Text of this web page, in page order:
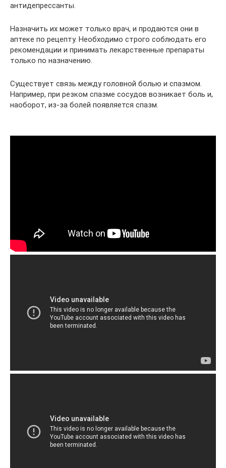
антидепрессанты.
Назначить их может только врач, и продаются они в
аптеке по рецепту. Необходимо строго соблюдать его
рекомендации и принимать лекарственные препараты
только по назначению.
Существует связь между головной болью и спазмом.
Например, при резком спазме сосудов возникает боль и,
наоборот, из-за болей появляется спазм.